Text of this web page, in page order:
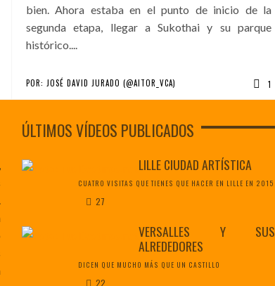
bien. Ahora estaba en el punto de inicio de la
segunda etapa, llegar a Sukothai y su parque
histórico....
POR: JOSÉ DAVID JURADO (@AITOR_VCA) 1
ÚLTIMOS VÍDEOS PUBLICADOS
LILLE CIUDAD ARTÍSTICA
CUATRO VISITAS QUE TIENES QUE HACER EN LILLE EN 2015
27
VERSALLES Y SUS
ALREDEDORES
DICEN QUE MUCHO MÁS QUE UN CASTILLO
22